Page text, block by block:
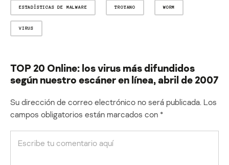
ESTADÍSTICAS DE MALWARE TROYANO WORM
VIRUS
TOP 20 Online: los virus más difundidos
según nuestro escáner en línea, abril de 2007
Su dirección de correo electrónico no será publicada. Los
campos obligatorios están marcados con *